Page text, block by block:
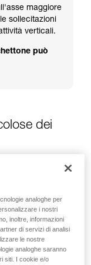
soli, in piena
alla vostra
maggiore
sollecitazioni
verticali.
può
dei
analoghe per
i nostri
inoltre, informazioni
di servizi di analisi
le nostre
analoghe saranno
siti. I cookie e/o